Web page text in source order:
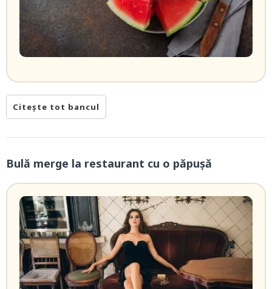
Citește tot bancul
Bulă merge la restaurant cu o păpușă